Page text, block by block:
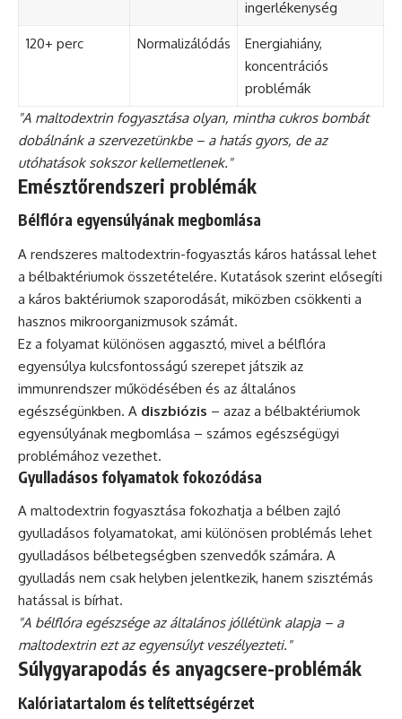
ingerlékenység
120+ perc Normalizálódás
Energiahiány,
koncentrációs
problémák
"A maltodextrin fogyasztása olyan, mintha cukros bombát
dobálnánk a szervezetünkbe – a hatás gyors, de az
utóhatások sokszor kellemetlenek."
Emésztőrendszeri problémák
Bélflóra egyensúlyának megbomlása
A rendszeres maltodextrin-fogyasztás káros hatással lehet
a bélbaktériumok összetételére. Kutatások szerint elősegíti
a káros baktériumok szaporodását, miközben csökkenti a
hasznos mikroorganizmusok számát.
Ez a folyamat különösen aggasztó, mivel a bélflóra
egyensúlya kulcsfontosságú szerepet játszik az
immunrendszer működésében és az általános
egészségünkben. A diszbiózis – azaz a bélbaktériumok
egyensúlyának megbomlása – számos egészségügyi
problémához vezethet.
Gyulladásos folyamatok fokozódása
A maltodextrin fogyasztása fokozhatja a bélben zajló
gyulladásos folyamatokat, ami különösen problémás lehet
gyulladásos bélbetegségben szenvedők számára. A
gyulladás nem csak helyben jelentkezik, hanem szisztémás
hatással is bírhat.
"A bélflóra egészsége az általános jóllétünk alapja – a
maltodextrin ezt az egyensúlyt veszélyezteti."
Súlygyarapodás és anyagcsere-problémák
Kalóriatartalom és telítettségérzet